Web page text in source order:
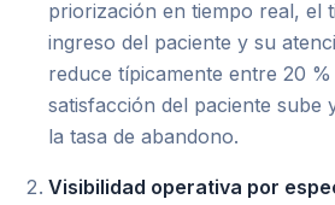
priorización en tiempo real, el
ingreso del paciente y su
reduce típicamente entre 20
satisfacción del paciente sube
la tasa de abandono.
Visibilidad operativa por